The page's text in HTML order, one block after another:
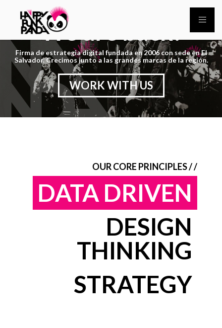
We are back!
Firma de estrategia digital fundada en 2006 con sede en El
Salvador. Crecimos junto a las grandes marcas de la región.
WORK WITH US
OUR CORE PRINCIPLES / /
DATA DRIVEN
DESIGN
THINKING
STRATEGY